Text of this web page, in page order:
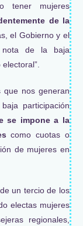
tener mujeres
de la
el Gobierno y el
de la baja
que nos generan
participación
se impone a la
como cuotas o
de mujeres en
un tercio de los
electas mujeres
regionales,